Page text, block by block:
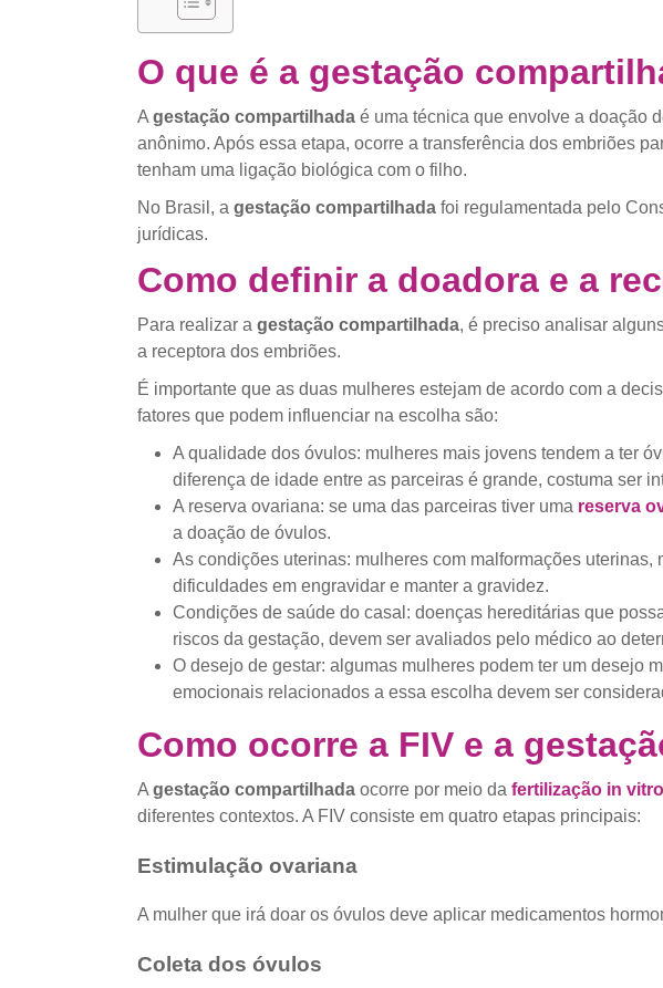
O que é a gestação
A gestação compartilhadaé uma técnica que envolve a doação
anônimo. Após essa etapa, ocorre a transferência dos embriões
tenham uma ligação biológica com o filho.
No Brasil, a gestação compartilhadafoi regulamentada pelo
jurídicas.
Como definir a doadora e a
Para realizar a gestação compartilhada, é preciso analisar
a receptora dos embriões.
É importante que as duas mulheres estejam de acordo com a
fatores que podem influenciar na escolha são:
A qualidade dos óvulos: mulheres mais jovens tendem a ter
diferença de idade entre as parceiras é grande, costuma ser
A reserva ovariana: se uma das parceiras tiver uma reserva
a doação de óvulos.
As condições uterinas: mulheres com malformações
dificuldades em engravidar e manter a gravidez.
Condições de saúde do casal: doenças hereditárias que
riscos da gestação, devem ser avaliados pelo médico ao
O desejo de gestar: algumas mulheres podem ter um desejo
emocionais relacionados a essa escolha devem ser
Como ocorre a FIV e a
A gestação compartilhadaocorre por meio da fertilização in vitro
diferentes contextos. A FIV consiste em quatro etapas principais:
Estimulação ovariana
A mulher que irá doar os óvulos deve aplicar medicamentos
Coleta dos óvulos